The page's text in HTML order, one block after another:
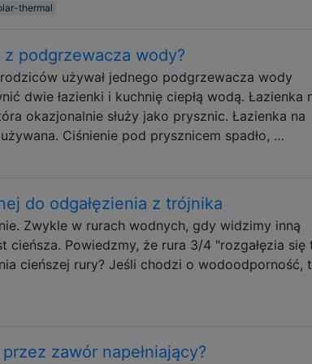
thermal
podgrzewacza wody?
używał jednego podgrzewacza wody
dwie łazienki i kuchnię ciepłą wodą. Łazienka
okazjonalnie służy jako prysznic. Łazienka na
Ciśnienie pod prysznicem spadło, …
do odgałęzienia z trójnika
Zwykle w rurach wodnych, gdy widzimy inną
cieńsza. Powiedzmy, że rura 3/4 "rozgałęzia się
cieńszej rury? Jeśli chodzi o wodoodporność,
zawór napełniający?